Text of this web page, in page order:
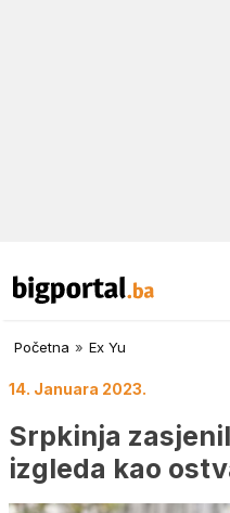
Početna » Ex Yu
14. Januara 2023.
Srpkinja
izgleda kao